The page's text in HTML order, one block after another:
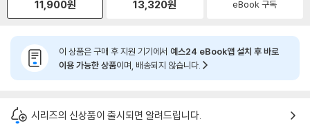
11,900원 13,320원
eBook 구독
이 상품은 구매 후 지원 기기에서 예스24 eBook앱 설치 후 바로
이용 가능한 상품이며, 배송되지 않습니다.
시리즈의 신상품이 출시되면 알려드립니다.